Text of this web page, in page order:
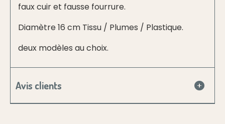
faux cuir et fausse fourrure.
Diamètre 16 cm Tissu / Plumes / Plastique.
deux modèles au choix.
Avis clients